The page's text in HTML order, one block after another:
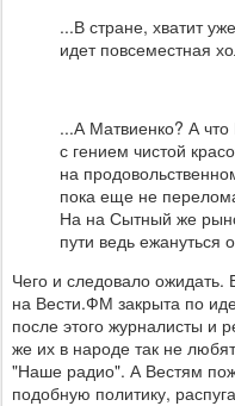
...В стране, хватит
идет повсеместная
...А Матвиенко? А
с гением чистой
на
пока еще не
На на Сытный же
пути ведь
Чего и следовало
на Вести.ФМ закрыта по
после этого журналисты и
же их в народе так не
"Наше радио". А Вестям
подобную политику,